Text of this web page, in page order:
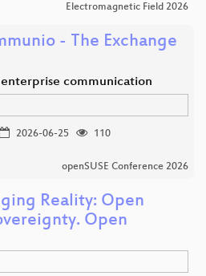
Electromagnetic Field 2026
- The Exchange
communication
2026-06-25
110
openSUSE Conference 2026
Reality: Open
Open